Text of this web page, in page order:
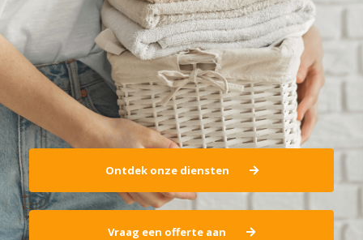
Ontdek onze diensten
Vraag een offerte aan